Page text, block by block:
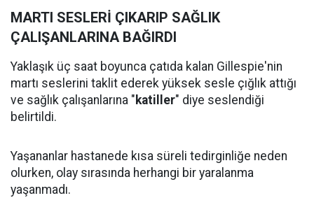
MARTI SESLERİ ÇIKARIP SAĞLIK
ÇALIŞANLARINA BAĞIRDI
Yaklaşık üç saat boyunca çatıda kalan Gillespie'nin
martı seslerini taklit ederek yüksek sesle çığlık attığı
ve sağlık çalışanlarına " katiller" diye seslendiği
belirtildi.
Yaşananlar hastanede kısa süreli tedirginliğe neden
olurken, olay sırasında herhangi bir yaralanma
yaşanmadı.